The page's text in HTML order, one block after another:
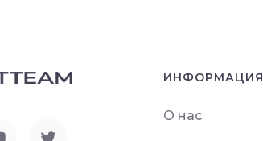
ИНФОРМАЦИЯ
О нас